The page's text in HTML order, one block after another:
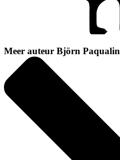
Meer auteur Björn Paqualin